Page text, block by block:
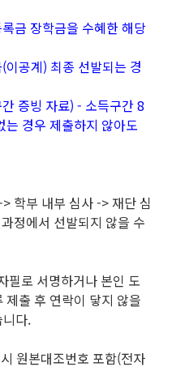
금 장학금을 수혜한 해당
공계) 최종 선발되는 경
증빙 자료) - 소득구간 8
는 경우 제출하지 않아도
학부 내부 심사 -> 재단 심
정에서 선발되지 않을 수
로 서명하거나 본인 도
출 후 연락이 닿지 않을
다.
원본대조번호 포함(전자